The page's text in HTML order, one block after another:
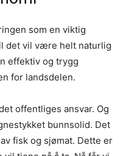
som en viktig
det vil være helt naturlig
effektiv og trygg
for landsdelen.
offentliges ansvar. Og
bunnsolid. Det
fisk og sjømat. Dette er